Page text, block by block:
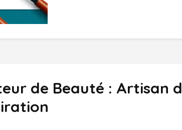
de Beauté : Artisan